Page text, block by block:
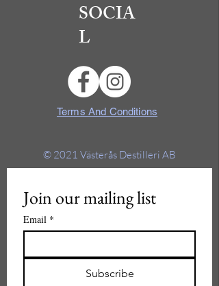
SOCIA
L
Terms And Conditions
© 2021 Västerås Destilleri AB
Join our mailing list
Email *
Subscribe